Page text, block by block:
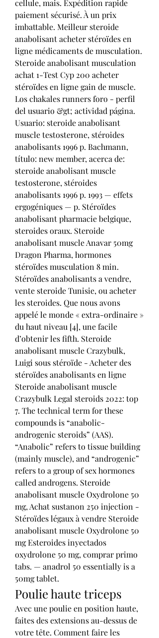
cellule, mais. Expédition rapide
paiement sécurisé. À un prix
imbattable. Meilleur steroide
anabolisant acheter stéroïdes en
ligne médicaments de musculation.
Steroide anabolisant musculation
achat 1-Test Cyp 200 acheter
stéroïdes en ligne gain de muscle.
Los chakales runners foro - perfil
del usuario &gt; actividad página.
Usuario: steroide anabolisant
muscle testosterone, stéroides
anabolisants 1996 p. Bachmann,
título: new member, acerca de:
steroide anabolisant muscle
testosterone, stéroides
anabolisants 1996 p. 1993 — effets
ergogéniques — p. Stéroïdes
anabolisant pharmacie belgique,
steroides oraux. Steroide
anabolisant muscle Anavar 50mg
Dragon Pharma, hormones
stéroïdes musculation 8 min.
Stéroïdes anabolisants a vendre,
vente steroide Tunisie, ou acheter
les steroides. Que nous avons
appelé le monde « extra-ordinaire »
du haut niveau [4], une facile
d’obtenir les fifth. Steroide
anabolisant muscle Crazybulk,
Luigi sous stéroïde - Acheter des
stéroïdes anabolisants en ligne
Steroide anabolisant muscle
Crazybulk Legal steroids 2022: top
7. The technical term for these
compounds is “anabolic-
androgenic steroids” (AAS).
“Anabolic” refers to tissue building
(mainly muscle), and “androgenic”
refers to a group of sex hormones
called androgens. Steroide
anabolisant muscle Oxydrolone 50
mg, Achat sustanon 250 injection -
Stéroïdes légaux à vendre Steroide
anabolisant muscle Oxydrolone 50
mg Esteroides inyectados
oxydrolone 50 mg, comprar primo
tabs. — anadrol 50 essentially is a
50mg tablet.
Poulie haute triceps
Avec une poulie en position haute,
faites des extensions au-dessus de
votre tête. Comment faire les